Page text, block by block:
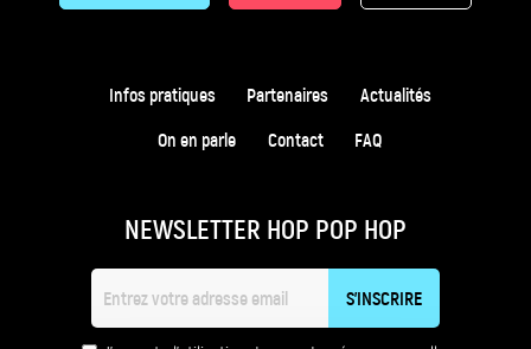
Infos pratiques Partenaires
Actualités
On en parle
Contact FAQ
NEWSLETTER HOP POP HOP